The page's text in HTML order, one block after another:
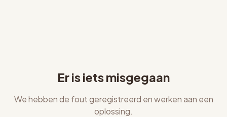
Er is iets misgegaan
We hebben de fout geregistreerd en werken aan een
oplossing.